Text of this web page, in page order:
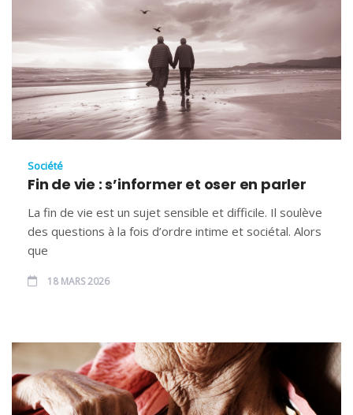
Société
Fin de vie : s’informer et oser en parler
La fin de vie est un sujet sensible et difficile. Il soulève
des questions à la fois d’ordre intime et sociétal. Alors
que
18 MARS 2026